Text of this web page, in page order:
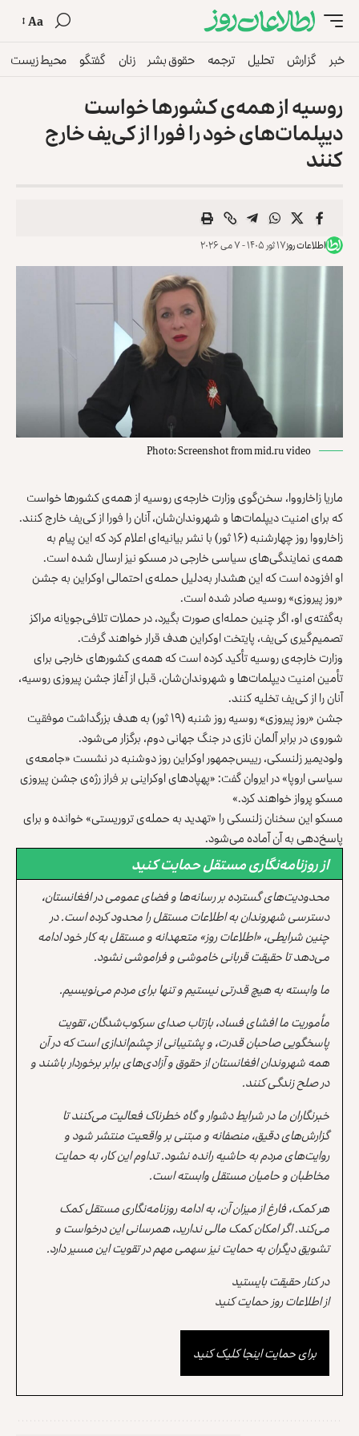
Aa
خبر گزارش تحلیل ترجمه حقوق بشر زنان گفتگو محیط زیست
روسیه از همه‌ی کشورها خواست
دیپلمات‌های خود را فورا از کی‌یف خارج
کنند
اطلاعات روز۱۷ ثور ۱۴۰۵ - ۷ می ۲۰۲۶
Photo: Screenshot from mid.ru video
ماریا زاخارووا، سخن‌گوی وزارت خارجه‌ی روسیه از همه‌ی کشورها خواست
که برای امنیت دیپلمات‌ها و شهروندان‌شان، آنان را فورا از کی‌یف خارج کنند.
زاخارووا روز چهارشنبه (۱۶ ثور) با نشر
بیانیه‌ایاعلام کرد که این پیام به
همه‌ی نمایندگی‌های سیاسی خارجی در مسکو نیز ارسال شده است.
او افزوده است که این هشدار به‌دلیل حمله‌ی احتمالی اوکراین به جشن
«روز پیروزی» روسیه صادر شده است.
به‌گفته‌ی او، اگر چنین حمله‌ای صورت بگیرد، در حملات تلافی‌جویانه مراکز
تصمیم‌گیری کی‌یف، پایتخت اوکراین هدف قرار خواهند گرفت.
وزارت خارجه‌ی روسیه تأکید کرده است که همه‌ی کشورهای خارجی برای
تأمین امنیت دیپلمات‌ها و شهروندان‌شان، قبل از آغاز جشن پیروزی روسیه،
آنان را از کی‌یف تخلیه کنند.
جشن «روز پیروزی» روسیه روز شنبه (۱۹ ثور) به هدف بزرگداشت موفقیت
شوروی در برابر آلمان نازی در جنگ جهانی دوم، برگزار می‌شود.
ولودیمیر زلنسکی، رییس‌جمهور اوکراین روز دوشنبه در نشست «جامعه‌ی
سیاسی اروپا» در ایروان گفت: «پهپادهای اوکراینی بر فراز رژه‌ی جشن پیروزی
مسکو پرواز خواهند کرد.»
مسکو این سخنان زلنسکی را «تهدید به حمله‌ی تروریستی» خوانده و برای
پاسخ‌دهی به آن آماده می‌شود.
از روزنامه‌نگاری مستقل حمایت کنید
محدودیت‌های گسترده بر رسانه‌ها و فضای عمومی در افغانستان،
دسترسی شهروندان به اطلاعات مستقل را محدود کرده است. در
چنین شرایطی، «اطلاعات روز» متعهدانه و مستقل به کار خود ادامه
می‌دهد تا حقیقت قربانی خاموشی و فراموشی نشود.
ما وابسته به هیچ قدرتی نیستیم و تنها برای مردم می‌نویسیم.
مأموریت ما افشای فساد، بازتاب صدای سرکوب‌شدگان، تقویت
پاسخگویی صاحبان قدرت، و پشتیبانی از چشم‌اندازی است که در آن
همه شهروندان افغانستان از حقوق و آزادی‌های برابر برخوردار باشند و
در صلح زندگی کنند.
خبرنگاران ما در شرایط دشوار و گاه خطرناک فعالیت می‌کنند تا
گزارش‌های دقیق، منصفانه و مبتنی بر واقعیت منتشر شود و
روایت‌های مردم به حاشیه رانده نشود. تداوم این کار، به حمایت
مخاطبان و حامیان مستقل وابسته است.
هر کمک، فارغ از میزان آن، به ادامه روزنامه‌نگاری مستقل کمک
می‌کند. اگر امکان کمک مالی ندارید، همرسانی این درخواست و
تشویق دیگران به حمایت نیز سهمی مهم در تقویت این مسیر دارد.
در کنار حقیقت بایستید
از اطلاعات روز حمایت کنید
برای حمایت اینجا کلیک کنید